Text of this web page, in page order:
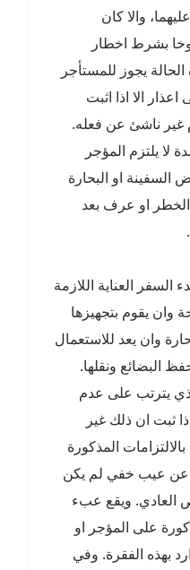
والا كان
بشرط اخطار
يجوز للمستأجر
الا اذا اثبت
غير ناشئ عن فعله.
لا يلتزم المؤجر
السفينة او البحارة
او عرف بعد
السفر العناية اللازمة
وان يقوم بتجهيزها
وان يعد للاستعمال
البضائع ونقلها.
يترتب على عدم
ثبت ان ذلك غير
المذكورة
عن عيب خفي لم يكن
العادي. ويقع عبء
على المؤجر او
بهذه الفقرة. وفي